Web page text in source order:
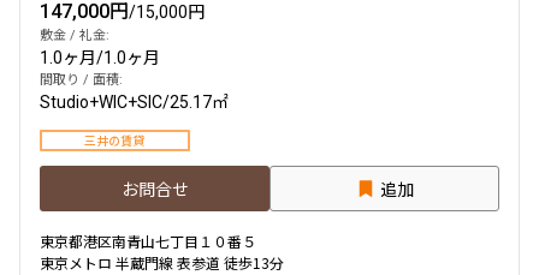
147,000円/15,000円
敷金 / 礼金:
1.0ヶ月/1.0ヶ月
間取り / 面積:
Studio+WIC+SIC/25.17㎡
三井の賃貸
お問合せ 追加
東京都港区南青山七丁目１０番５
東京メトロ 半蔵門線 表参道 徒歩13分